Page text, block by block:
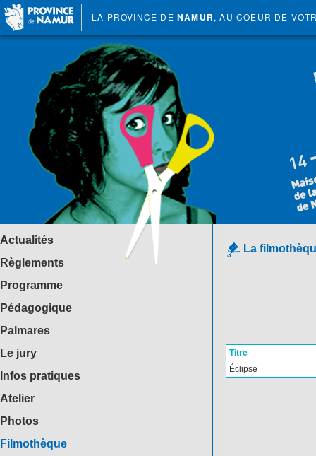
LA PROVINCE DE NAMUR, AU COEUR DE
Actualités
Règlements
Programme
Pédagogique
Palmares
Le jury
Infos pratiques
Atelier
Photos
Filmothèque
La
Titre
Éclipse